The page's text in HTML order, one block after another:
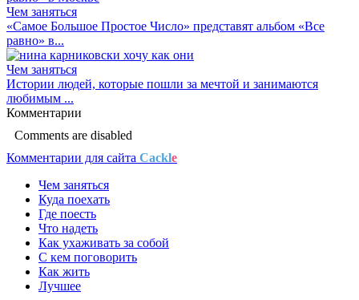
Чем заняться
«Самое Большое Простое Число» представят альбом «Все
равно» в...
Чем заняться
Истории людей, которые пошли за мечтой и занимаются
любимым ...
Комментарии
Comments are disabled
Комментарии для сайта Cackle
Чем заняться
Куда поехать
Где поесть
Что надеть
Как ухаживать за собой
С кем поговорить
Как жить
Лучшее